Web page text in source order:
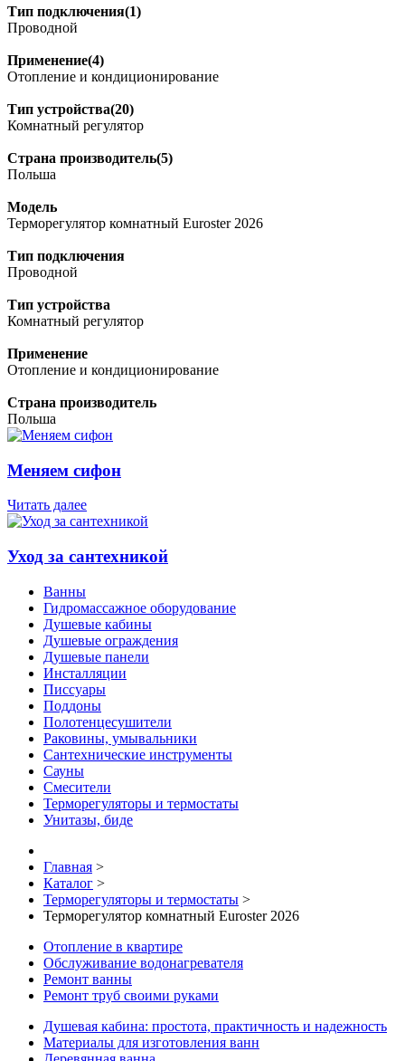
Тип подключения(1)
Проводной
Применение(4)
Отопление и кондиционирование
Тип устройства(20)
Комнатный регулятор
Страна производитель(5)
Польша
Модель
Терморегулятор комнатный Euroster 2026
Тип подключения
Проводной
Тип устройства
Комнатный регулятор
Применение
Отопление и кондиционирование
Страна производитель
Польша
Меняем сифон
Читать далее
Уход за сантехникой
Ванны
Гидромассажное оборудование
Душевые кабины
Душевые ограждения
Душевые панели
Инсталляции
Писсуары
Поддоны
Полотенцесушители
Раковины, умывальники
Сантехнические инструменты
Сауны
Смесители
Терморегуляторы и термостаты
Унитазы, биде
Главная >
Каталог >
Терморегуляторы и термостаты >
Терморегулятор комнатный Euroster 2026
Отопление в квартире
Обслуживание водонагревателя
Ремонт ванны
Ремонт труб своими руками
Душевая кабина: простота, практичность и надежность
Материалы для изготовления ванн